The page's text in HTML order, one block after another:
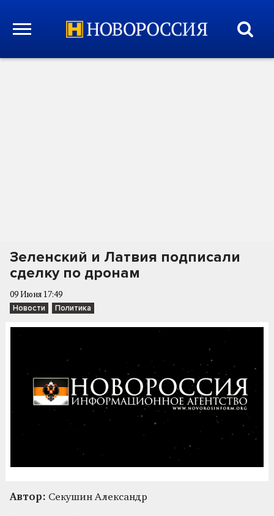
Зеленский и Латвия подписали
сделку по дронам
09 Июня 17:49
Новости Политика
Автор: Секушин Александр